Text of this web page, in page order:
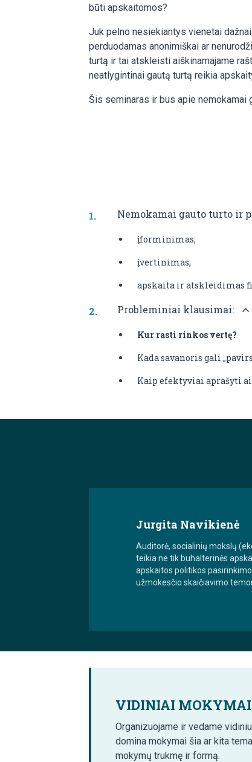
būti apskaitomos?
Juk pelno nesiekiantys vienetai
perduodamas anonimiškai ar
turtą ir tai atskleisti aiškinamajame
neatlygintinai gautą turtą reikia
Šis seminaras ir bus apie
Nemokamai gauto turto ir
įforminimas;
įvertinimas;
apskaita ir atskleidimas
Probleminiai klausimai:
Kur rasti rinkos vertę?
Kada savanoris gali
Kaip efektyviai aprašyti
Jurgita Navikienė
Auditorė, socialinių mokslų
teikia ne tik buhalterinės
apskaitos politikos
užmokesčio skaičiavimo
VIDINIAI MOKYMAI
Organizuojame ir vedame
domina mokymai šia ar kita
mokymų trukmę ir formą.